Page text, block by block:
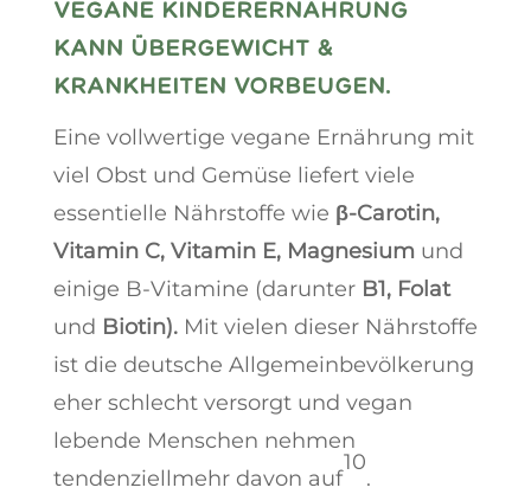
VEGANE KINDERERNÄHRUNG
KANN ÜBERGEWICHT &
KRANKHEITEN VORBEUGEN.
Eine vollwertige vegane Ernährung mit
viel Obst und Gemüse liefert viele
essentielle Nährstoffe wie β-Carotin,
Vitamin C, Vitamin E, Magnesiumund
einige B-Vitamine (darunter B1, Folat
und Biotin). Mit vielen dieser Nährstoffe
ist die deutsche Allgemeinbevölkerung
eher schlecht versorgt und vegan
lebende Menschen nehmen
tendenziellmehr davon auf
10
.